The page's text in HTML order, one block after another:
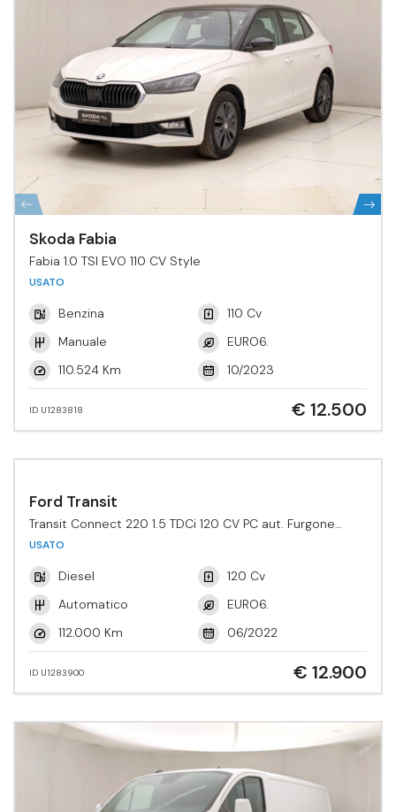
Skoda Fabia
Fabia 1.0 TSI EVO 110 CV Style
USATO
Benzina
110 Cv
Manuale
EURO6.
110.524 Km
10/2023
ID U1283818 € 12.500
Ford Transit
Transit Connect 220 1.5 TDCi 120 CV PC aut. Furgone
Active
USATO
Diesel
120 Cv
Automatico
EURO6.
112.000 Km
06/2022
ID U1283900 € 12.900